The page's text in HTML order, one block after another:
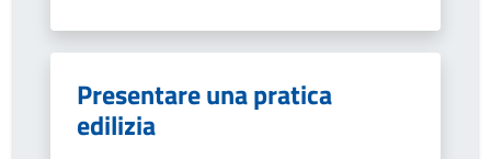
Presentare una pratica
edilizia